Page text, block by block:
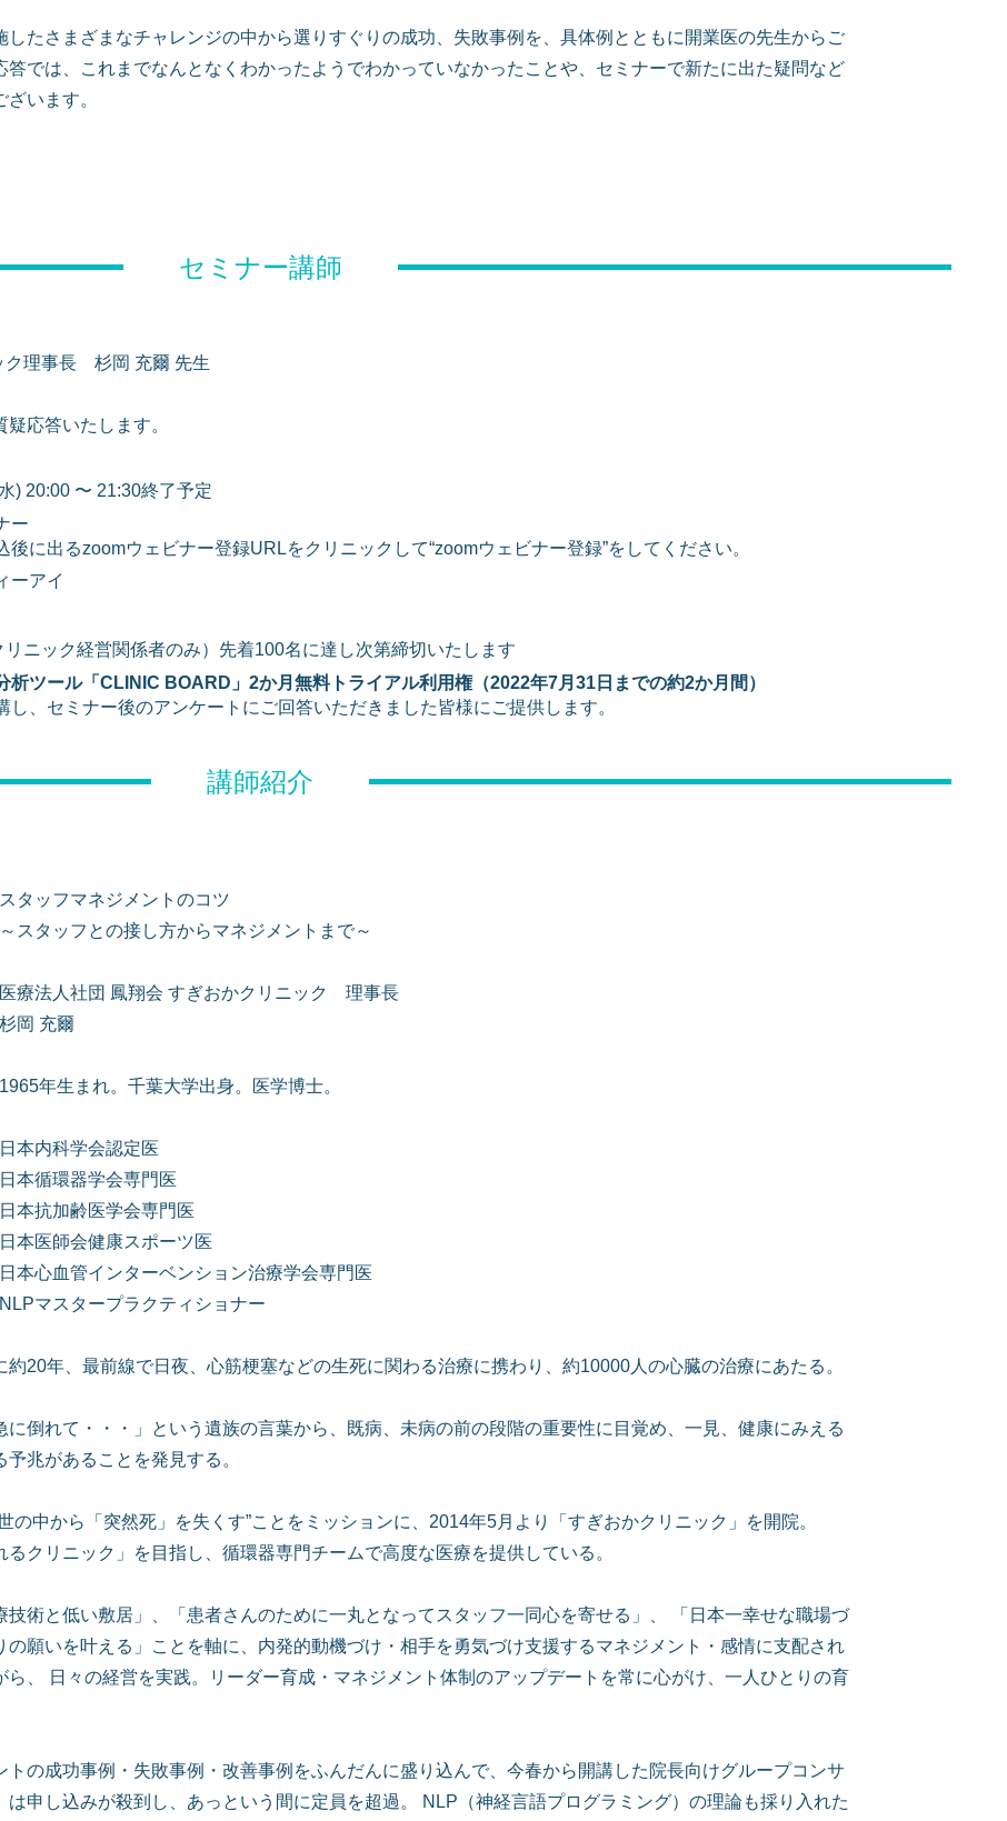
たさまざまなチャレンジの中から選りすぐりの成功、失敗事例を、具体例とともに開業医の先生からご
では、これまでなんとなくわかったようでわかっていなかったことや、セミナーで新たに出た疑問など
います。
セミナー講師
理事長 杉岡 充爾 先生
応答いたします。
) 20:00 〜 21:30終了予定
ー
に出るzoomウェビナー登録URLをクリニックして“zoomウェビナー登録”をしてください。
ーアイ
リニック経営関係者のみ）先着100名に達し次第締切いたします
析ツール「CLINIC BOARD」2か月無料トライアル利用権（2022年7月31日までの約2か月間）
し、セミナー後のアンケートにご回答いただきました皆様にご提供します。
講師紹介
スタッフマネジメントのコツ
～スタッフとの接し方からマネジメントまで～
医療法人社団 鳳翔会 すぎおかクリニック 理事長
杉岡 充爾
1965年生まれ。千葉大学出身。医学博士。
日本内科学会認定医
日本循環器学会専門医
日本抗加齢医学会専門医
日本医師会健康スポーツ医
日本心血管インターベンション治療学会専門医
NLPマスタープラクティショナー
20年、最前線で日夜、心筋梗塞などの生死に関わる治療に携わり、約10000人の心臓の治療にあたる。
に倒れて・・・」という遺族の言葉から、既病、未病の前の段階の重要性に目覚め、一見、健康にみえる
兆があることを発見する。
の中から「突然死」を失くす”ことをミッションに、2014年5月より「すぎおかクリニック」を開院。
るクリニック」を目指し、循環器専門チームで高度な医療を提供している。
術と低い敷居」、「患者さんのために一丸となってスタッフ一同心を寄せる」、 「日本一幸せな職場づ
の願いを叶える」ことを軸に、内発的動機づけ・相手を勇気づけ支援するマネジメント・感情に支配され
、 日々の経営を実践。リーダー育成・マネジメント体制のアップデートを常に心がけ、一人ひとりの育
の成功事例・失敗事例・改善事例をふんだんに盛り込んで、今春から開講した院長向けグループコンサ
申し込みが殺到し、あっという間に定員を超過。 NLP（神経言語プログラミング）の理論も採り入れた